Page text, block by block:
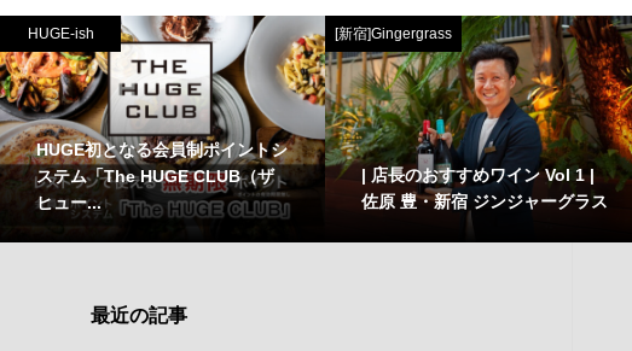
HUGE-ish
HUGE初となる会員制ポイントシ
ステム「The HUGE CLUB（ザ
ヒュー...
[新宿]Gingergrass
| 店長のおすすめワイン Vol 1 |
佐原 豊・新宿 ジンジャーグラス
最近の記事